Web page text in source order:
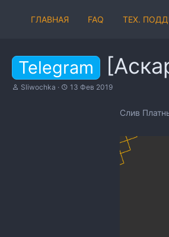
ГЛАВНАЯ FAQ ТЕХ.
Telegram
А
Sliwochka
Д
13 Фев 2019
Слив